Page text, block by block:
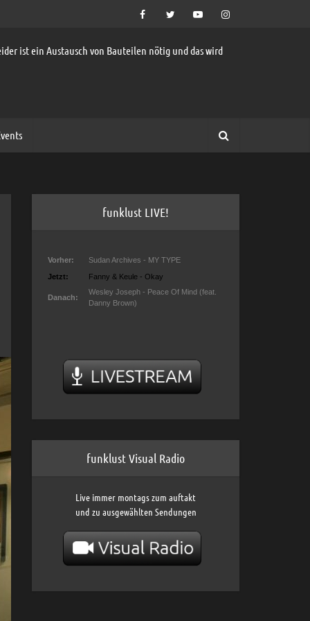
ist ein Austausch von Bauteilen nötig und das wird
funklust LIVE!
funklust Visual Radio
Live immer montags zum auftakt
und zu ausgewählten Sendungen